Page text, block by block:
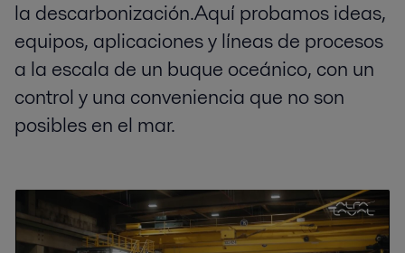
la descarbonización.Aquí probamos ideas,
equipos, aplicaciones y líneas de procesos
a la escala de un buque oceánico, con un
control y una conveniencia que no son
posibles en el mar.